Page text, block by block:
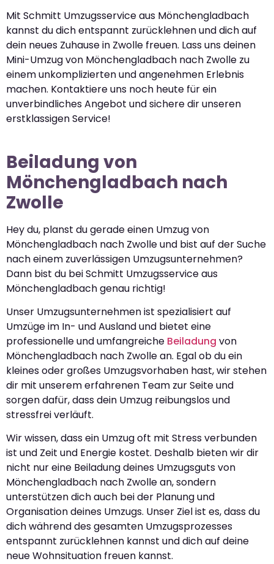
Mit Schmitt Umzugsservice aus Mönchengladbach
kannst du dich entspannt zurücklehnen und dich auf
dein neues Zuhause in Zwolle freuen. Lass uns deinen
Mini-Umzug von Mönchengladbach nach Zwolle zu
einem unkomplizierten und angenehmen Erlebnis
machen. Kontaktiere uns noch heute für ein
unverbindliches Angebot und sichere dir unseren
erstklassigen Service!
Beiladung von
Mönchengladbach nach
Zwolle
Hey du, planst du gerade einen Umzug von
Mönchengladbach nach Zwolle und bist auf der Suche
nach einem zuverlässigen Umzugsunternehmen?
Dann bist du bei Schmitt Umzugsservice aus
Mönchengladbach genau richtig!
Unser Umzugsunternehmen ist spezialisiert auf
Umzüge im In- und Ausland und bietet eine
professionelle und umfangreiche Beiladung von
Mönchengladbach nach Zwolle an. Egal ob du ein
kleines oder großes Umzugsvorhaben hast, wir stehen
dir mit unserem erfahrenen Team zur Seite und
sorgen dafür, dass dein Umzug reibungslos und
stressfrei verläuft.
Wir wissen, dass ein Umzug oft mit Stress verbunden
ist und Zeit und Energie kostet. Deshalb bieten wir dir
nicht nur eine Beiladung deines Umzugsguts von
Mönchengladbach nach Zwolle an, sondern
unterstützen dich auch bei der Planung und
Organisation deines Umzugs. Unser Ziel ist es, dass du
dich während des gesamten Umzugsprozesses
entspannt zurücklehnen kannst und dich auf deine
neue Wohnsituation freuen kannst.